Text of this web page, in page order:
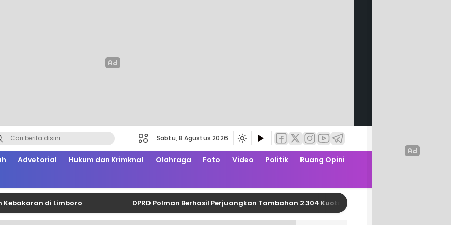
Sabtu, 8 Agustus 2026
Advetorial Hukum dan Krimknal Olahraga Foto Video Politik
Ruang Opini
di Limboro DPRD Polman Berhasil Perjuangkan Tambahan 2.304 Kuota PBI JK APBN dari Kemensos RI